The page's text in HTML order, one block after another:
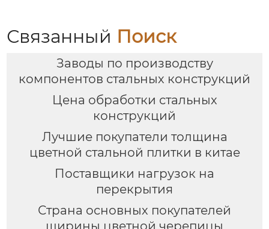
Связанный Поиск
Заводы по производству
компонентов стальных конструкций
Цена обработки стальных
конструкций
Лучшие покупатели толщина
цветной стальной плитки в китае
Поставщики нагрузок на
перекрытия
Страна основных покупателей
ширины цветной черепицы